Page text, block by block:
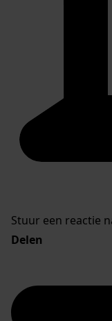
Stuur een reactie
Delen